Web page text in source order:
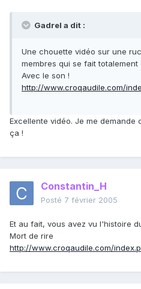
Gadrel a dit :
Une chouette vidéo sur une
membres qui se fait
Avec le son !
http://www.croqaudile.com/
Excellente vidéo. Je me demande
ça !
Constantin_H
Posté 7 février 2005
Et au fait, vous avez vu l'histoire
Mort de rire
http://www.croqaudile.com/